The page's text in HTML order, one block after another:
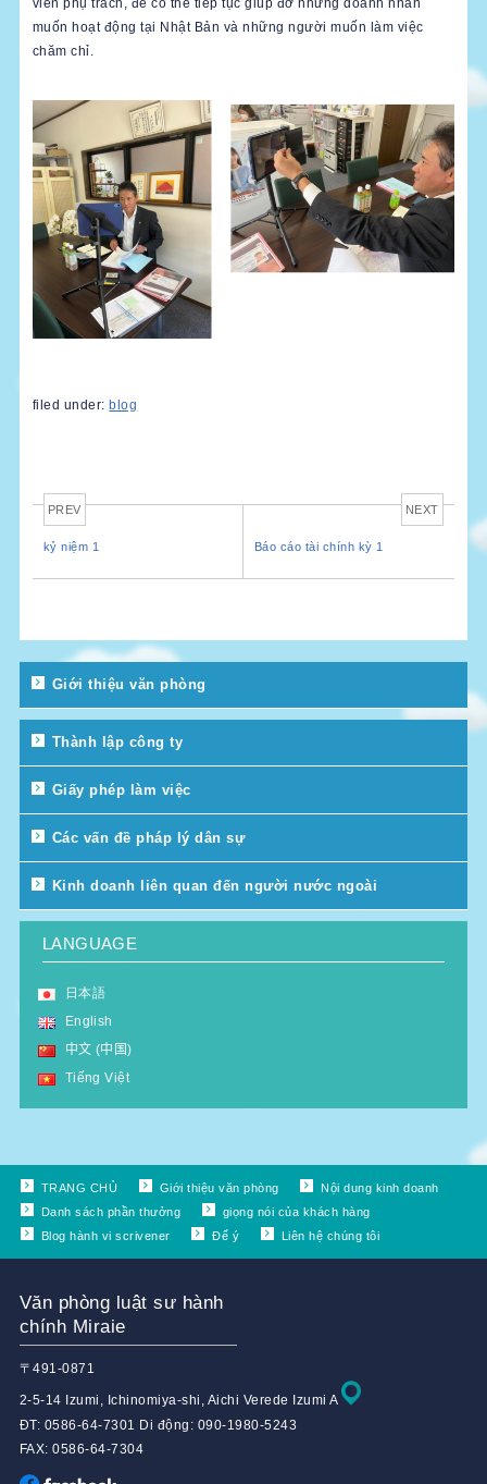
muốn hoạt động tại Nhật Bản và những người muốn làm việc
chăm chỉ.
filed under: blog
PREV
kỷ niệm 1
NEXT
Báo cáo tài chính kỳ 1
Giới thiệu văn phòng
Thành lập công ty
Giấy phép làm việc
Các vấn đề pháp lý dân sự
Kinh doanh liên quan đến người nước ngoài
LANGUAGE
日本語
English
中文 (中国)
Tiếng Việt
TRANG CHỦ Giới thiệu văn phòng
Nội dung kinh doanh
Danh sách phần thưởng
giọng nói của khách hàng
Blog hành vi scrivener
Để ý Liên hệ chúng tôi
Văn phòng luật sư hành
chính Miraie
〒491-0871
2-5-14 Izumi, Ichinomiya-shi, Aichi Verede Izumi A
ĐT: 0586-64-7301 Di động: 090-1980-5243
FAX: 0586-64-7304